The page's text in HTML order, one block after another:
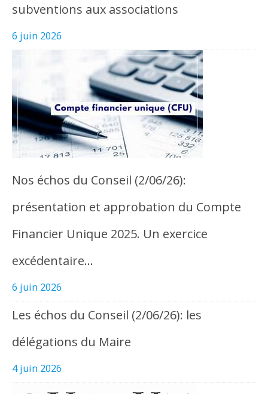
subventions aux associations
6 juin 2026
Nos échos du Conseil (2/06/26):
présentation et approbation du Compte
Financier Unique 2025. Un exercice
excédentaire…
6 juin 2026
Les échos du Conseil (2/06/26): les
délégations du Maire
4 juin 2026